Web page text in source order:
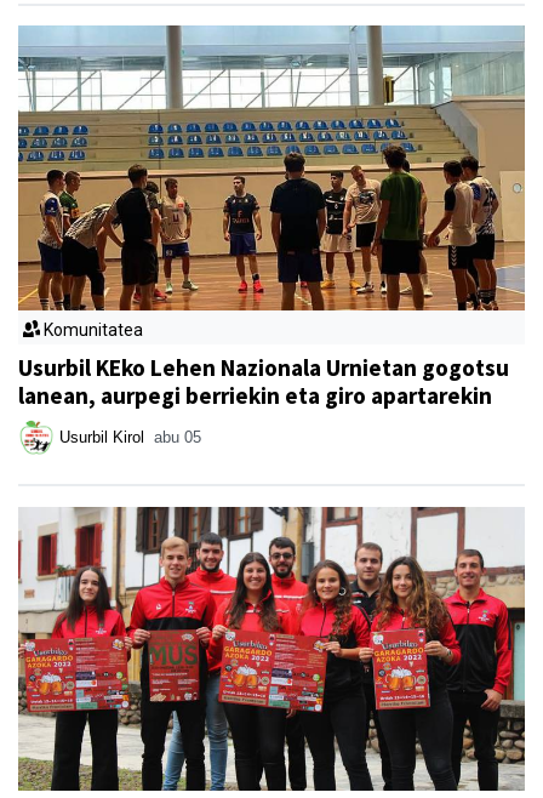
Komunitatea
Usurbil KEko Lehen Nazionala Urnietan gogotsu
lanean, aurpegi berriekin eta giro apartarekin
Usurbil Kirol abu 05